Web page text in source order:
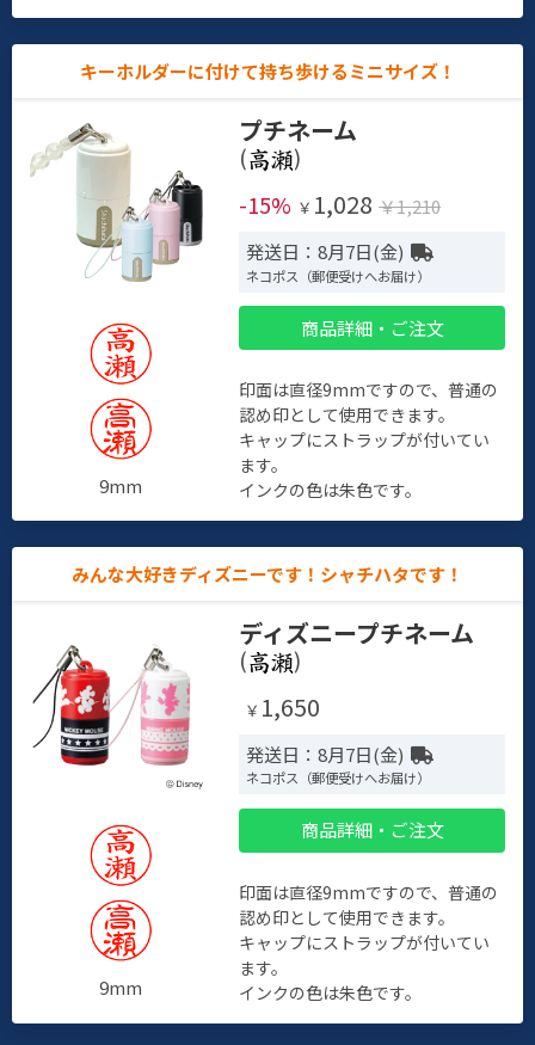
キーホルダーに付けて持ち歩けるミニサイズ！
9mm
プチネーム
(
)
-15% ￥ 1,028 ￥1,210
発送日：8月7日(金)
ネコポス（郵便受けへお届け）
商品詳細・ご注文
印面は直径9mmですので、普通の
認め印として使用できます。
キャップにストラップが付いてい
ます。
インクの色は朱色です。
みんな大好きディズニーです！シャチハタです！
9mm
ディズニープチネーム
( )
￥ 1,650
発送日：8月7日(金)
ネコポス（郵便受けへお届け）
商品詳細・ご注文
印面は直径9mmですので、普通の
認め印として使用できます。
キャップにストラップが付いてい
ます。
インクの色は朱色です。